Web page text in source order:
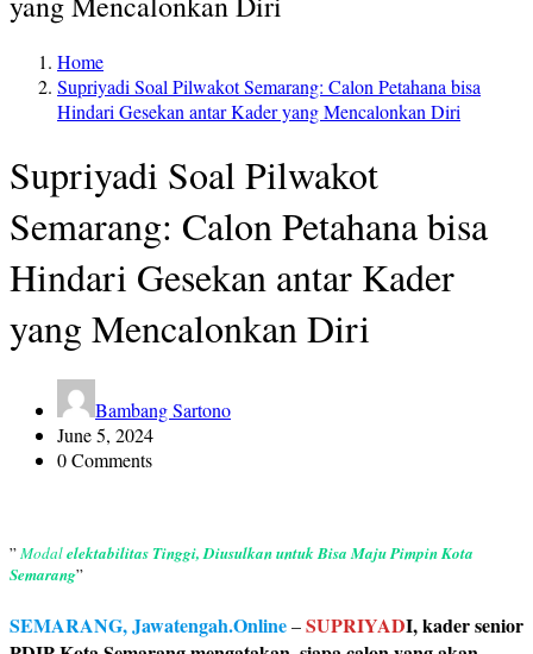
Home
Supriyadi Soal Pilwakot Semarang: Calon Petahana bisa
Hindari Gesekan antar Kader yang Mencalonkan Diri
Supriyadi Soal Pilwakot
Semarang: Calon Petahana bisa
Hindari Gesekan antar Kader
yang Mencalonkan Diri
Bambang Sartono
June 5, 2024
0 Comments
”Modalelektabilitas Tinggi, Diusulkan untuk Bisa Maju Pimpin Kota
Semarang”
SEMARANG, Jawatengah.Online–SUPRIYADI, kader senior